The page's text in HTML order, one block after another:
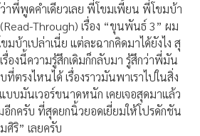
าพี่พูดคำเดียวเลย พี่โขมเพี้ยน พี่โขมบ้า
Through) เรื่อง “ขุนพันธ์ 3” ผม
มบ้าเปล่าเนี่ย แต่ละฉากคิดมาได้ยังไง สุ
องนี้ความรู้สึกเดิมก็กลับมา รู้สึกว่าพี่มัน
ตรงไหนได้ เรื่องราวมันพาเราไปในสิ่ง
บมันเวอร์ขนาดหนัก เคยเจอสุดมาแล้ว
กครับ ที่สุดยกนิ้วยอดเยี่ยมให้โปรดักชัน
ศิริ” เลยครับ